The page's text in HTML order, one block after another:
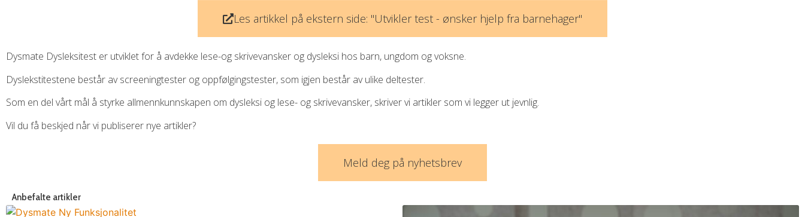
Les artikkel på ekstern side: "Utvikler test - ønsker hjelp fra barnehager"
Dysmate Dysleksitest er utviklet for å avdekke lese-og skrivevansker og dysleksi hos barn, ungdom og voksne.
Dyslekstitestene består av screeningtester og oppfølgingstester, som igjen består av ulike deltester.
Som en del vårt mål å styrke allmennkunnskapen om dysleksi og lese- og skrivevansker, skriver vi artikler som vi legger ut jevnlig.
Vil du få beskjed når vi publiserer nye artikler?
Meld deg på nyhetsbrev
Anbefalte artikler